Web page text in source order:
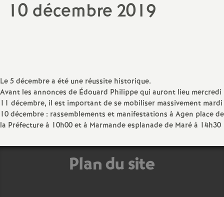
t
i
o
10 décembre 2019
Le 5 décembre a été une réussite historique.
Avant les annonces de Édouard Philippe qui auront lieu mercredi
11 décembre, il est important de se mobiliser massivement mardi
10 décembre : rassemblements et manifestations à Agen place de
la Préfecture à 10h00 et à Marmande esplanade de Maré à 14h30
Plan du site